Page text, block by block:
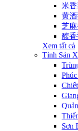
米香
黄酒
芝麻
馥香
Xem tất cả
Tỉnh Sản
Sơn